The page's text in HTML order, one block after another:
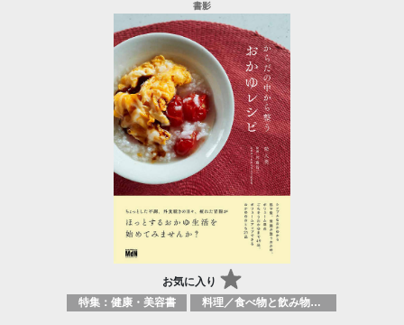
お気に入り
特集：健康・美容書 料理／食べ物と飲み物／食に関する記述